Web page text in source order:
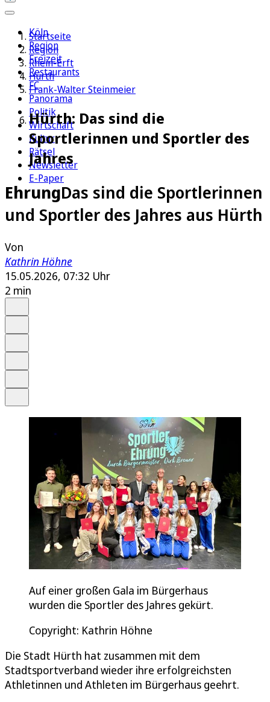
Köln
Region
Freizeit
Restaurants
FC
Panorama
Politik
Wirtschaft
Kultur
Rätsel
Newsletter
E-Paper
Startseite
Region
Rhein-Erft
Hürth
Frank-Walter Steinmeier
Hürth: Das sind die
Sportlerinnen und Sportler des
Jahres
EhrungDas sind die Sportlerinnen
und Sportler des Jahres aus Hürth
Von
Kathrin Höhne
15.05.2026, 07:32 Uhr
2 min
Auf einer großen Gala im Bürgerhaus
wurden die Sportler des Jahres gekürt.
Copyright: Kathrin Höhne
Die Stadt Hürth hat zusammen mit dem
Stadtsportverband wieder ihre erfolgreichsten
Athletinnen und Athleten im Bürgerhaus geehrt.